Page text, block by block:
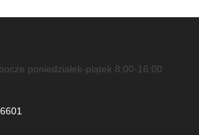
poniedziałek-piątek 8:00-16:00